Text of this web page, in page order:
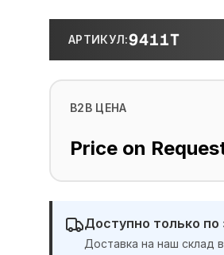
АРТИКУЛ:9411T
B2B ЦЕНА
Price on
Доступно только по
Доставка на наш склад